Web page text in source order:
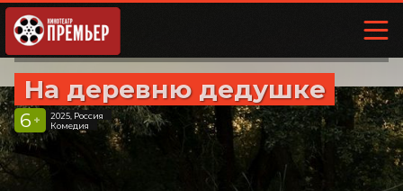
На деревню дедушке
6 +
2025, Россия
Комедия